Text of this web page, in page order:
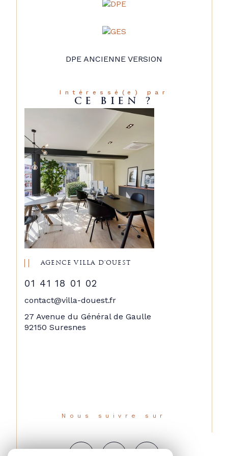
DPE ANCIENNE VERSION
Intéressé(e) par
CE BIEN ?
AGENCE VILLA D'OUEST
01 41 18 01 02
contact@villa-douest.fr
27 Avenue du Général de Gaulle
92150 Suresnes
Nous suivre sur